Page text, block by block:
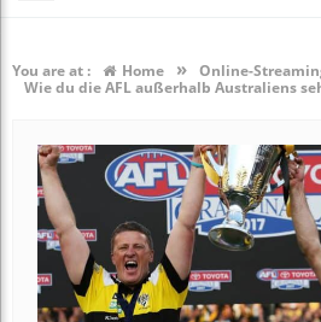
You are at : Home » Online-
Wie du die AFL außerhalb Australiens